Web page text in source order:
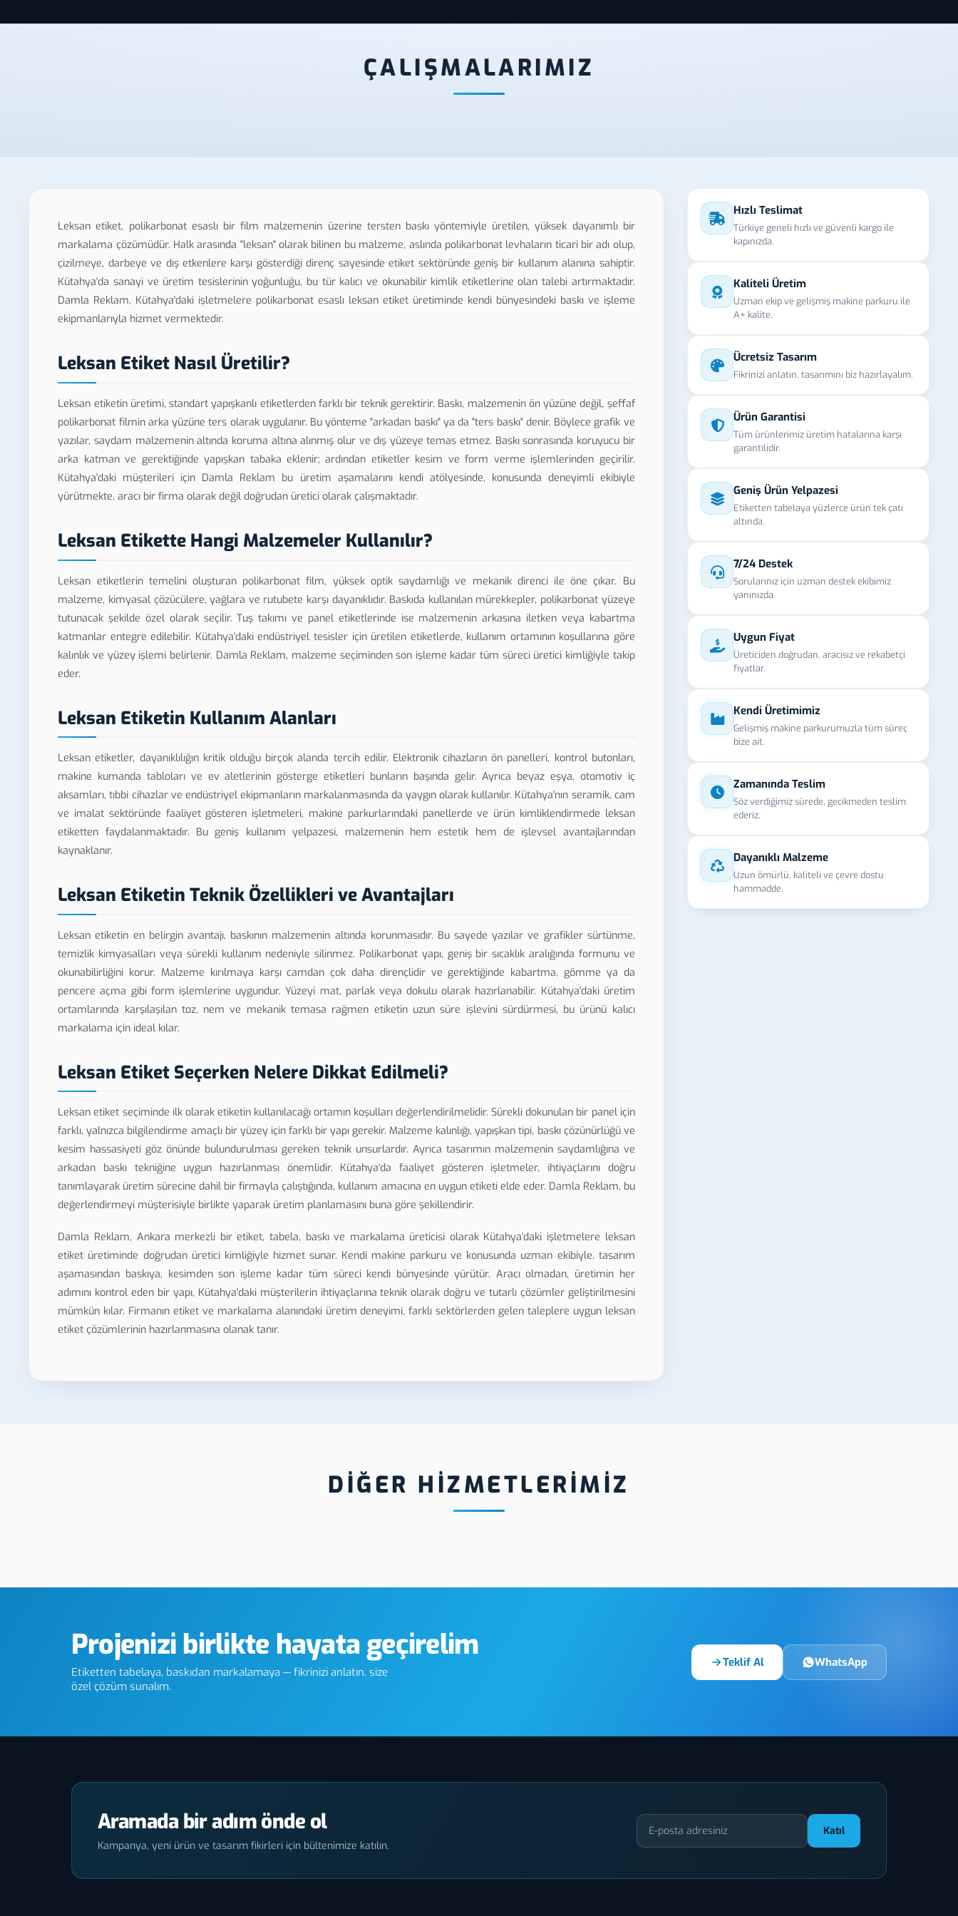
ÇALIŞMALARIMIZ
Leksan etiket, polikarbonat esaslı bir film malzemenin üzerine tersten baskı yöntemiyle üretilen, yüksek dayanımlı bir
markalama çözümüdür. Halk arasında "leksan" olarak bilinen bu malzeme, aslında polikarbonat levhaların ticari bir adı olup,
çizilmeye, darbeye ve dış etkenlere karşı gösterdiği direnç sayesinde etiket sektöründe geniş bir kullanım alanına sahiptir.
Kütahya'da sanayi ve üretim tesislerinin yoğunluğu, bu tür kalıcı ve okunabilir kimlik etiketlerine olan talebi artırmaktadır.
Damla Reklam, Kütahya'daki işletmelere polikarbonat esaslı leksan etiket üretiminde kendi bünyesindeki baskı ve işleme
ekipmanlarıyla hizmet vermektedir.
Leksan Etiket Nasıl Üretilir?
Leksan etiketin üretimi, standart yapışkanlı etiketlerden farklı bir teknik gerektirir. Baskı, malzemenin ön yüzüne değil, şeffaf
polikarbonat filmin arka yüzüne ters olarak uygulanır. Bu yönteme "arkadan baskı" ya da "ters baskı" denir. Böylece grafik ve
yazılar, saydam malzemenin altında koruma altına alınmış olur ve dış yüzeye temas etmez. Baskı sonrasında koruyucu bir
arka katman ve gerektiğinde yapışkan tabaka eklenir; ardından etiketler kesim ve form verme işlemlerinden geçirilir.
Kütahya'daki müşterileri için Damla Reklam bu üretim aşamalarını kendi atölyesinde, konusunda deneyimli ekibiyle
yürütmekte, aracı bir firma olarak değil doğrudan üretici olarak çalışmaktadır.
Leksan Etikette Hangi Malzemeler Kullanılır?
Leksan etiketlerin temelini oluşturan polikarbonat film, yüksek optik saydamlığı ve mekanik direnci ile öne çıkar. Bu
malzeme, kimyasal çözücülere, yağlara ve rutubete karşı dayanıklıdır. Baskıda kullanılan mürekkepler, polikarbonat yüzeye
tutunacak şekilde özel olarak seçilir. Tuş takımı ve panel etiketlerinde ise malzemenin arkasına iletken veya kabartma
katmanlar entegre edilebilir. Kütahya'daki endüstriyel tesisler için üretilen etiketlerde, kullanım ortamının koşullarına göre
kalınlık ve yüzey işlemi belirlenir. Damla Reklam, malzeme seçiminden son işleme kadar tüm süreci üretici kimliğiyle takip
eder.
Leksan Etiketin Kullanım Alanları
Leksan etiketler, dayanıklılığın kritik olduğu birçok alanda tercih edilir. Elektronik cihazların ön panelleri, kontrol butonları,
makine kumanda tabloları ve ev aletlerinin gösterge etiketleri bunların başında gelir. Ayrıca beyaz eşya, otomotiv iç
aksamları, tıbbi cihazlar ve endüstriyel ekipmanların markalanmasında da yaygın olarak kullanılır. Kütahya'nın seramik, cam
ve imalat sektöründe faaliyet gösteren işletmeleri, makine parkurlarındaki panellerde ve ürün kimliklendirmede leksan
etiketten faydalanmaktadır. Bu geniş kullanım yelpazesi, malzemenin hem estetik hem de işlevsel avantajlarından
kaynaklanır.
Leksan Etiketin Teknik Özellikleri ve Avantajları
Leksan etiketin en belirgin avantajı, baskının malzemenin altında korunmasıdır. Bu sayede yazılar ve grafikler sürtünme,
temizlik kimyasalları veya sürekli kullanım nedeniyle silinmez. Polikarbonat yapı, geniş bir sıcaklık aralığında formunu ve
okunabilirliğini korur. Malzeme kırılmaya karşı camdan çok daha dirençlidir ve gerektiğinde kabartma, gömme ya da
pencere açma gibi form işlemlerine uygundur. Yüzeyi mat, parlak veya dokulu olarak hazırlanabilir. Kütahya'daki üretim
ortamlarında karşılaşılan toz, nem ve mekanik temasa rağmen etiketin uzun süre işlevini sürdürmesi, bu ürünü kalıcı
markalama için ideal kılar.
Leksan Etiket Seçerken Nelere Dikkat Edilmeli?
Leksan etiket seçiminde ilk olarak etiketin kullanılacağı ortamın koşulları değerlendirilmelidir. Sürekli dokunulan bir panel için
farklı, yalnızca bilgilendirme amaçlı bir yüzey için farklı bir yapı gerekir. Malzeme kalınlığı, yapışkan tipi, baskı çözünürlüğü ve
kesim hassasiyeti göz önünde bulundurulması gereken teknik unsurlardır. Ayrıca tasarımın malzemenin saydamlığına ve
arkadan baskı tekniğine uygun hazırlanması önemlidir. Kütahya'da faaliyet gösteren işletmeler, ihtiyaçlarını doğru
tanımlayarak üretim sürecine dahil bir firmayla çalıştığında, kullanım amacına en uygun etiketi elde eder. Damla Reklam, bu
değerlendirmeyi müşterisiyle birlikte yaparak üretim planlamasını buna göre şekillendirir.
Damla Reklam, Ankara merkezli bir etiket, tabela, baskı ve markalama üreticisi olarak Kütahya'daki işletmelere leksan
etiket üretiminde doğrudan üretici kimliğiyle hizmet sunar. Kendi makine parkuru ve konusunda uzman ekibiyle, tasarım
aşamasından baskıya, kesimden son işleme kadar tüm süreci kendi bünyesinde yürütür. Aracı olmadan, üretimin her
adımını kontrol eden bir yapı, Kütahya'daki müşterilerin ihtiyaçlarına teknik olarak doğru ve tutarlı çözümler geliştirilmesini
mümkün kılar. Firmanın etiket ve markalama alanındaki üretim deneyimi, farklı sektörlerden gelen taleplere uygun leksan
etiket çözümlerinin hazırlanmasına olanak tanır.
Hızlı Teslimat
Türkiye geneli hızlı ve güvenli kargo ile
kapınızda.
Kaliteli Üretim
Uzman ekip ve gelişmiş makine parkuru ile
A+ kalite.
Ücretsiz Tasarım
Fikrinizi anlatın, tasarımını biz hazırlayalım.
Ürün Garantisi
Tüm ürünlerimiz üretim hatalarına karşı
garantilidir.
Geniş Ürün Yelpazesi
Etiketten tabelaya yüzlerce ürün tek çatı
altında.
7/24 Destek
Sorularınız için uzman destek ekibimiz
yanınızda.
Uygun Fiyat
Üreticiden doğrudan, aracısız ve rekabetçi
fiyatlar.
Kendi Üretimimiz
Gelişmiş makine parkurumuzla tüm süreç
bize ait.
Zamanında Teslim
Söz verdiğimiz sürede, gecikmeden teslim
ederiz.
Dayanıklı Malzeme
Uzun ömürlü, kaliteli ve çevre dostu
hammadde.
DİĞER HİZMETLERİMİZ
Projenizi birlikte hayata geçirelim
Etiketten tabelaya, baskıdan markalamaya — fikrinizi anlatın, size
özel çözüm sunalım.
Teklif Al WhatsApp
Aramada bir adım önde ol
Kampanya, yeni ürün ve tasarım fikirleri için bültenimize katılın.
Katıl